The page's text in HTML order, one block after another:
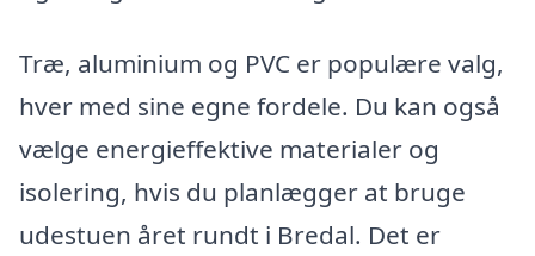
Træ, aluminium og PVC er populære valg,
hver med sine egne fordele. Du kan også
vælge energieffektive materialer og
isolering, hvis du planlægger at bruge
udestuen året rundt i Bredal. Det er